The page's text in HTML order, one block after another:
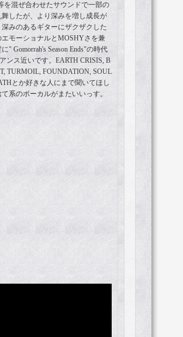
を混ぜ合わせたサウンドで一部の
したが、より深みを増し成長が
みのあるギターにザクザクした
モーショナルとMOSHYさを兼
" Gomorrah's Season Ends"の時代
ンス近いです。EARTH CRISIS, B
TURMOIL, FOUNDATION, SOUL
とか好きな人にまで聞いてほし
系のボーカルがまたいいっす。